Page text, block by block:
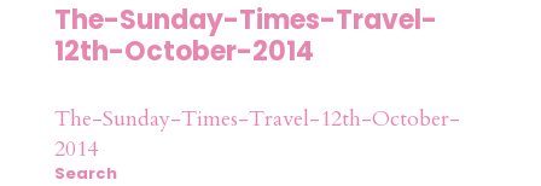
The-Sunday-Times-Travel-
12th-October-2014
The-Sunday-Times-Travel-12th-October-
2014
Search